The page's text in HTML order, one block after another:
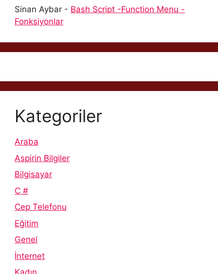
Sinan Aybar - Bash Script -Function Menu -
Fonksiyonlar
Kategoriler
Araba
Aspirin Bilgiler
Bilgisayar
C #
Cep Telefonu
Eğitim
Genel
İnternet